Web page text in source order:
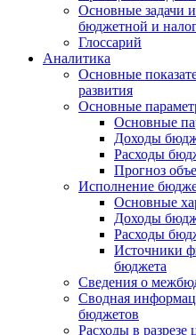
Основные задачи
бюджетной и
Глоссарий
Аналитика
Основные
развития
Основные
Основные
Доходы
Расходы
Прогноз
Исполнение
Основные
Доходы
Расходы
Источники
бюджета
Сведения о
Сводная
бюджетов
Расходы в разрезе